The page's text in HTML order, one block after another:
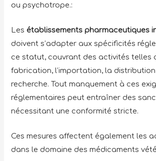
ou psychotrope.:
Les établissements pharmaceutiques
doivent s’adapter aux spécificités
ce statut, couvrant des activités telles
fabrication, l’importation, la
recherche. Tout manquement à ces
réglementaires peut entraîner des
nécessitant une conformité stricte.
Ces mesures affectent également les
dans le domaine des médicaments